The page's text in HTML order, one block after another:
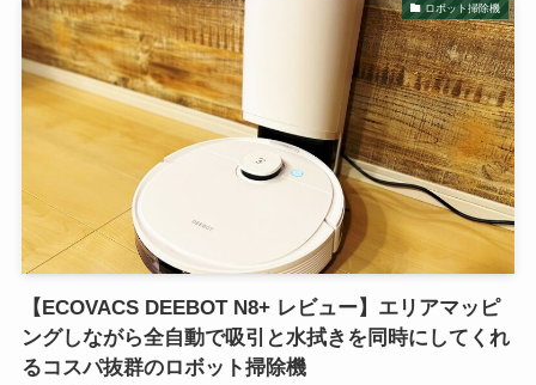
ロボット掃除機
【ECOVACS DEEBOT N8+ レビュー】エリアマッピ
ングしながら全自動で吸引と水拭きを同時にしてくれ
るコスパ抜群のロボット掃除機